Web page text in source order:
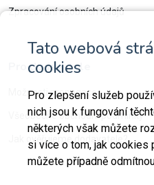
Tato webová
cookies
Pro zlepšení služeb
nich jsou k fungování
některých však můžete
si více o tom, jak cookies
můžete případně
Zpracování osobních údajů
Pro dodavatele
Možnosti propagace
Všeobecné obchodní podmínky
Jak ověřujeme dodavatele?